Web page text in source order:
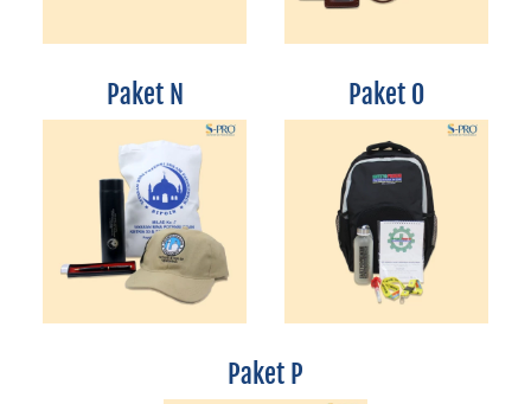
Paket N Paket O
Paket P